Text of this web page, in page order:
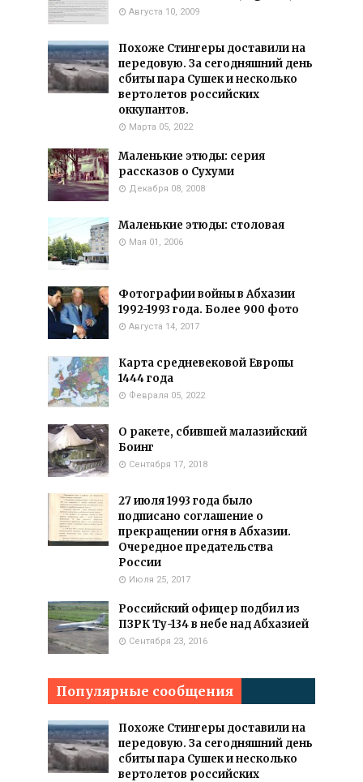
Августа 10, 2009
Похоже Стингеры доставили на
передовую. За сегодняшний день
сбиты пара Сушек и несколько
вертолетов российских
оккупантов.
Марта 05, 2022
Маленькие этюды: серия
рассказов о Сухуми
Декабря 08, 2008
Маленькие этюды: столовая
Мая 01, 2006
Фотографии войны в Абхазии
1992-1993 года. Более 900 фото
Августа 14, 2017
Карта средневековой Европы
1444 года
Февраля 05, 2022
О ракете, сбившей малазийский
Боинг
Сентября 17, 2018
27 июля 1993 года было
подписано соглашение о
прекращении огня в Абхазии.
Очередное предательства
России
Июля 25, 2017
Российский офицер подбил из
ПЗРК Ту-134 в небе над Абхазией
Сентября 23, 2016
Популярные сообщения
Похоже Стингеры доставили на
передовую. За сегодняшний день
сбиты пара Сушек и несколько
вертолетов российских